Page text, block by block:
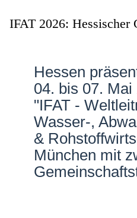
Innovationsfelder
Netzwerke
IFAT 2026: Hessischer
Hessen
04. bis 07.
"IFAT -
Wasser-,
&
München mit